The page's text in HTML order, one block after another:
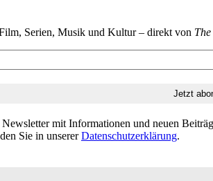
Serien, Musik und Kultur – direkt von
mit Informationen und neuen
Sie in unsererDatenschutzerklärung.